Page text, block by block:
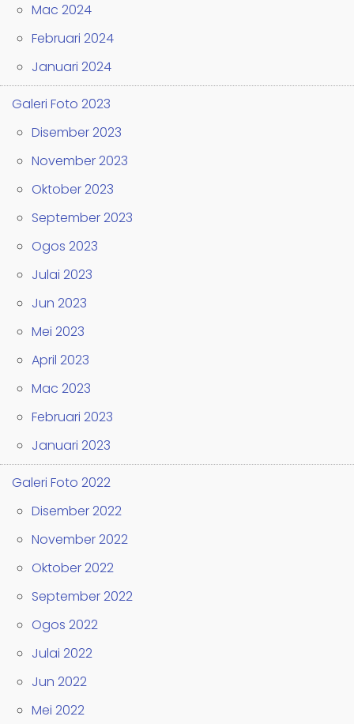
Mac 2024
Februari 2024
Januari 2024
Galeri Foto 2023
Disember 2023
November 2023
Oktober 2023
September 2023
Ogos 2023
Julai 2023
Jun 2023
Mei 2023
April 2023
Mac 2023
Februari 2023
Januari 2023
Galeri Foto 2022
Disember 2022
November 2022
Oktober 2022
September 2022
Ogos 2022
Julai 2022
Jun 2022
Mei 2022